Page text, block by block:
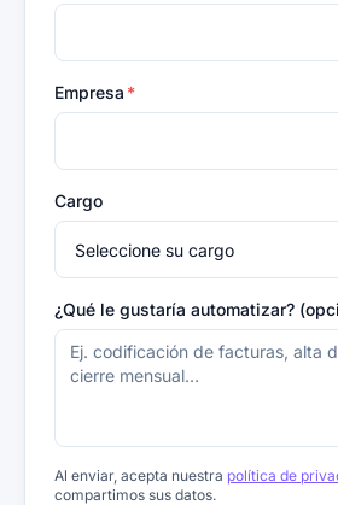
Empresa *
Cargo
¿Qué le gustaría automatizar?
Al enviar, acepta nuestra política de
compartimos sus datos.